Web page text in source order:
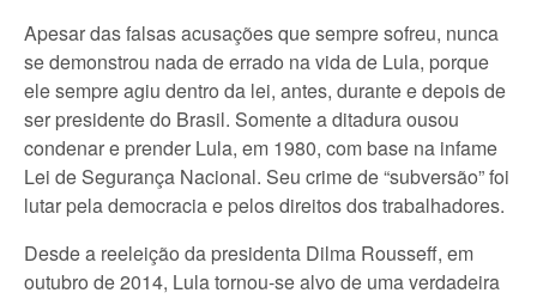
Apesar das falsas acusações que sempre sofreu, nunca
se demonstrou nada de errado na vida de Lula, porque
ele sempre agiu dentro da lei, antes, durante e depois de
ser presidente do Brasil. Somente a ditadura ousou
condenar e prender Lula, em 1980, com base na infame
Lei de Segurança Nacional. Seu crime de “subversão” foi
lutar pela democracia e pelos direitos dos trabalhadores.
Desde a reeleição da presidenta Dilma Rousseff, em
outubro de 2014, Lula tornou-se alvo de uma verdadeira